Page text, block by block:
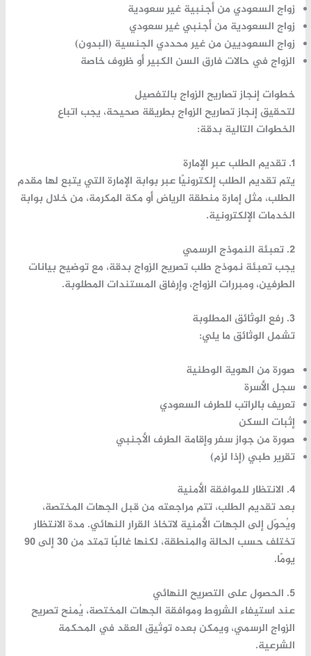
زواج السعودي من أجنبية غير سعودية
زواج السعودية من أجنبي غير سعودي
زواج السعوديين من غير محددي الجنسية (البدون)
الزواج في حالات فارق السن الكبير أو ظروف خاصة
خطوات إنجاز تصاريح الزواج بالتفصيل
لتحقيقإنجاز تصاريح الزواج بطريقة صحيحة، يجب اتباع
الخطوات التالية بدقة:
1. تقديم الطلب عبر الإمارة
يتم تقديم الطلب إلكترونيًا عبر بوابة الإمارة التي يتبع لها مقدم
الطلب، مثلإمارة منطقة الرياضأو مكة المكرمة، من خلال بوابة
الخدمات الإلكترونية.
2. تعبئة النموذج الرسمي
يجب تعبئة نموذج طلب تصريح الزواج بدقة، مع توضيح بيانات
الطرفين، ومبررات الزواج، وإرفاق المستندات المطلوبة.
3. رفع الوثائق المطلوبة
تشمل الوثائق ما يلي:
صورة من الهوية الوطنية
سجل الأسرة
تعريف بالراتب للطرف السعودي
إثبات السكن
صورة من جواز سفر وإقامة الطرف الأجنبي
تقرير طبي (إذا لزم)
4. الانتظار للموافقة الأمنية
بعد تقديم الطلب، تتم مراجعته من قبل الجهات المختصة،
ويُحوّل إلى الجهات الأمنية لاتخاذ القرار النهائي. مدة الانتظار
تختلف حسب الحالة والمنطقة، لكنها غالبًا تمتد من 30 إلى 90
يومًا.
5. الحصول على التصريح النهائي
عند استيفاء الشروط وموافقة الجهات المختصة، يُمنح تصريح
الزواج الرسمي، ويمكن بعده توثيق العقد في المحكمة
الشرعية.